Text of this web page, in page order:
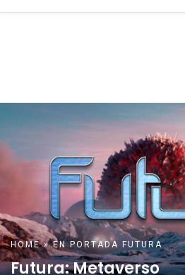
HOME»EN PORTADA FUTURA
Futura: Metaverso